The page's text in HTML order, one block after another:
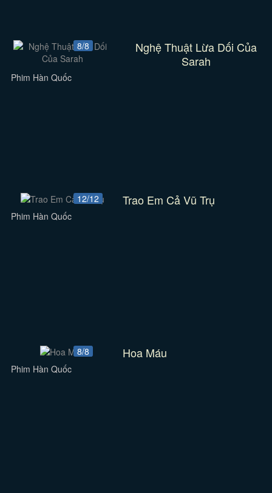
8/8
Nghệ Thuật Lừa Dối Của
Sarah
Phim Hàn Quốc
12/12 Trao Em Cả Vũ Trụ
Phim Hàn Quốc
8/8 Hoa Máu
Phim Hàn Quốc